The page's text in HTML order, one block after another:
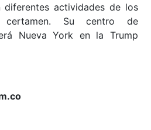
actividades de los
certamen. Su centro de
Nueva York en la Trump